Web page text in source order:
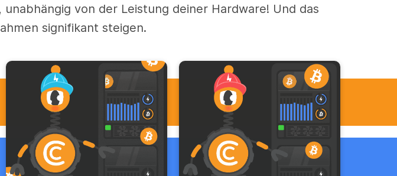
von der Leistung deiner Hardware! Und das
signifikant steigen.